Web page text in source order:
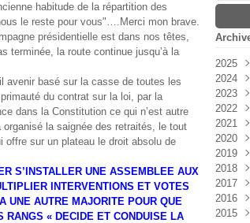
habitude de la répartition des
le reste pour vous"….Merci mon brave.
présidentielle est dans nos têtes,
terminée, la route continue jusqu’à la
avenir basé sur la casse de toutes les
du contrat sur la loi, par la
dans la Constitution ce qui n’est autre
la saignée des retraités, le tout
offre sur un plateau le droit absolu de
S’INSTALLER UNE ASSEMBLEE AUX
INTERVENTIONS ET VOTES
UNE AUTRE MAJORITE POUR QUE
RANGS « DECIDE ET CONDUISE LA
2025
Août
Juin
2024
Août
Juin
2023
Avril
2022
Juin
Mai
Avril
Mars
2021
Août
Mai
Avril
2020
Août
Juin
2019
2018
2017
2016
2015